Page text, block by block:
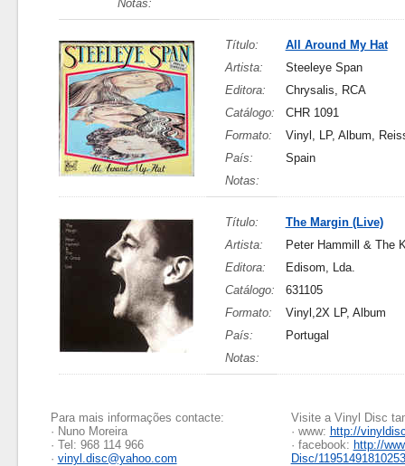
Notas:
Título:
All Around My Hat
Artista:
Steeleye Span
Editora:
Chrysalis, RCA
Catálogo:
CHR 1091
Formato:
Vinyl, LP, Album,
País:
Spain
Notas:
Título:
The Margin (Live)
Artista:
Peter Hammill & The
Editora:
Edisom, Lda.
Catálogo:
631105
Formato:
Vinyl,2X LP, Album
País:
Portugal
Notas:
Para mais informações contacte:
· Nuno Moreira
· Tel: 968 114 966
· vinyl.disc@yahoo.com
Visite a Vinyl Disc
· www: http://
· facebook: http://
Disc/